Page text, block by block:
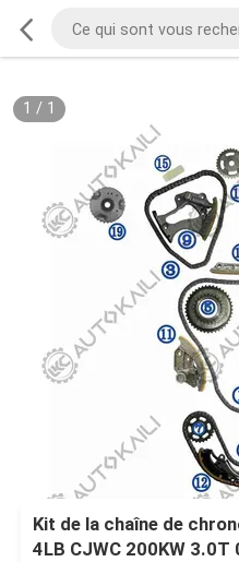
1 / 1
Kit de la chaîne de
4LB CJWC 200KW 3.0T